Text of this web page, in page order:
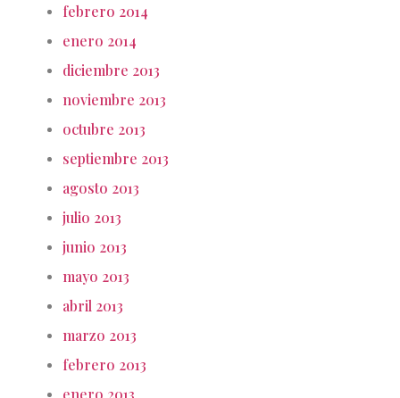
febrero 2014
enero 2014
diciembre 2013
noviembre 2013
octubre 2013
septiembre 2013
agosto 2013
julio 2013
junio 2013
mayo 2013
abril 2013
marzo 2013
febrero 2013
enero 2013